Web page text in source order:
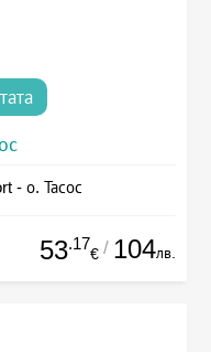
- о. Тасос
53.17
€ / 104лв.